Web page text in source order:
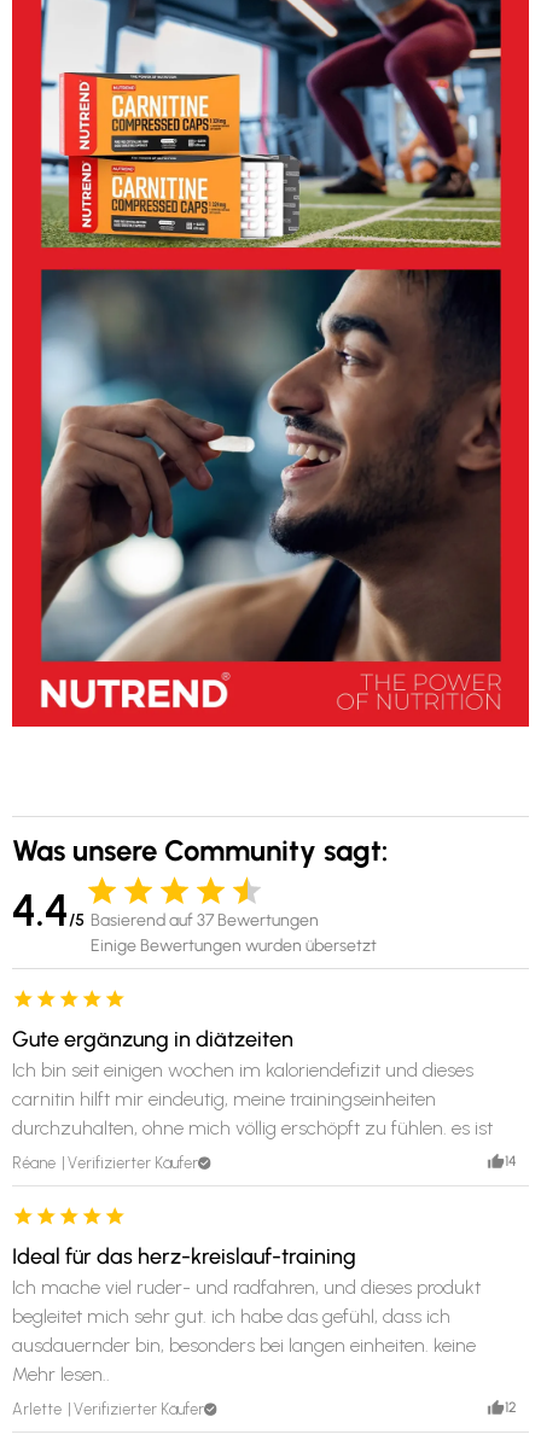
Was unsere Community sagt:
4.4/5 Basierend auf 37 Bewertungen
Einige Bewertungen wurden übersetzt
Réane Verifizierter Käufer
Gute ergänzung in diätzeiten
Ich bin seit einigen wochen im kaloriendefizit und dieses
carnitin hilft mir eindeutig, meine trainingseinheiten
durchzuhalten, ohne mich völlig erschöpft zu fühlen. es ist
kein aggressiver fettverbrenner, sondern eher eine gute
unterstützung. die kapseln sind gut dos
14
Arlette Verifizierter Käufer
Ideal für das herz-kreislauf-training
Ich mache viel ruder- und radfahren, und dieses produkt
begleitet mich sehr gut. ich habe das gefühl, dass ich
ausdauernder bin, besonders bei langen einheiten. keine
nebenwirkungen zu berichten. schnelle lieferung und das
produkt entspricht der beschreibung. nichts zu beanstanden.
Mehr lesen..
12